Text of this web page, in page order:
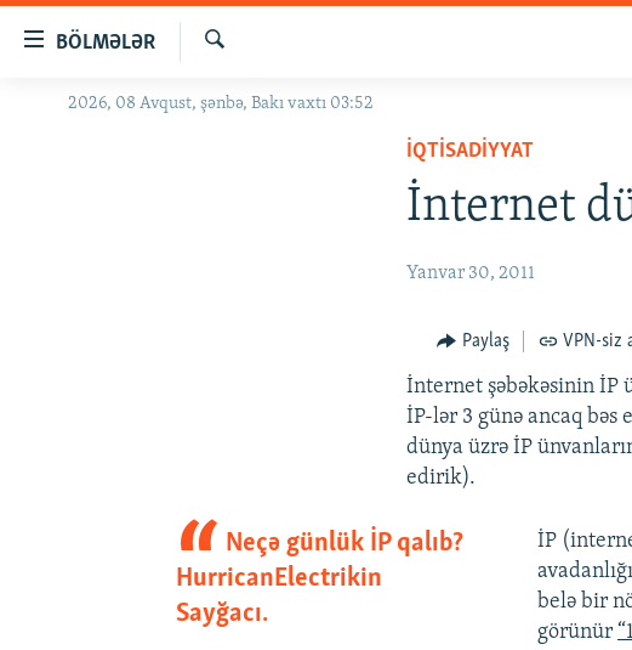
BÖLMƏLƏR
GÜNDƏM
AZƏRBAYCAN ƏDƏBIYYATI KITABXANASI
İSLAM VƏ DEMOKRATIYA
PEŞƏ ETIKASI VƏ JURNALISTIKA
Axtar
2026, 08 Avqust, şənbə, Bakı vaxtı 03:52
İQTISADIYYAT
İnternet
Yanvar 30, 2011
Paylaş VPN-siz
İnternet şəbəkəsinin İP
İP-lər 3 günə ancaq bəs
dünya üzrə İP
edirik).
Neçə günlük İP qalıb?
HurricanElectrikin
Sayğacı.
İP
belə bir
görünür